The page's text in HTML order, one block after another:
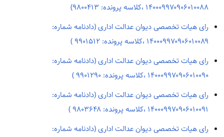
۱۴۰۰۰۹۹۷۰۹۰۶۰۱۰۰۸۸ ،کلاسه پرونده: ۹۸۰۰۴۱۳)
رای هیات تخصصی دیوان عدالت اداری (دادنامه شماره:
۱۴۰۰۰۹۹۷۰۹۰۶۰۱۰۰۸۹ ،کلاسه پرونده: ۹۹۰۱۵۱۲ )
رای هیات تخصصی دیوان عدالت اداری (دادنامه شماره:
۱۴۰۰۰۹۹۷۰۹۰۶۰۱۰۰۹۰ ،کلاسه پرونده: ۹۹۰۱۲۹۰ )
رای هیات تخصصی دیوان عدالت اداری (دادنامه شماره:
۱۴۰۰۰۹۹۷۰۹۰۶۰۱۰۰۹۱ ،کلاسه پرونده: ۹۸۰۳۶۴۸ )
رای هیات تخصصی دیوان عدالت اداری (دادنامه شماره: